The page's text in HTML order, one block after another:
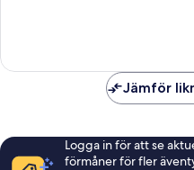
Jämför
Logga in för att se
förmåner för fler